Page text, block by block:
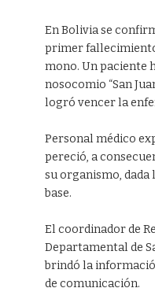
En Bolivia se
primer
mono. Un paciente
nosocomio “San
logró vencer la
Personal médico
pereció, a
su organismo, dada
base.
El coordinador de
Departamental de
brindó la
de comunicación.